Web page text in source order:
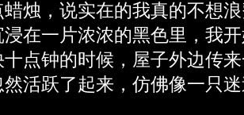
烛，说实在的我真的不想
在一片浓浓的黑色里，我
点钟的时候，屋子外边传
活跃了起来，仿佛像一只